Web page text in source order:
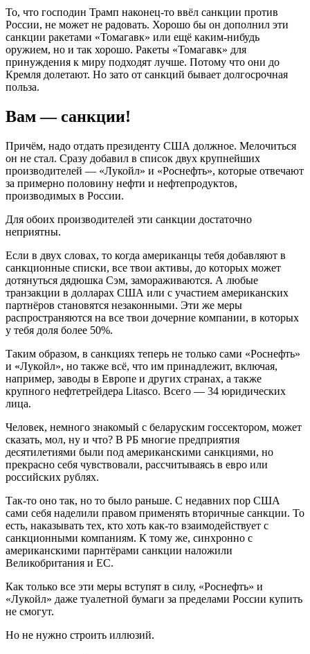
То, что господин Трамп наконец-то ввёл санкции против
России, не может не радовать. Хорошо бы он дополнил эти
санкции ракетами «Томагавк» или ещё каким-нибудь
оружием, но и так хорошо. Ракеты «Томагавк» для
принуждения к миру подходят лучше. Потому что они до
Кремля долетают. Но зато от санкций бывает долгосрочная
польза.
Вам — санкции!
Причём, надо отдать президенту США должное. Мелочиться
он не стал. Сразу добавил в список двух крупнейших
производителей — «Лукойл» и «Роснефть», которые отвечают
за примерно половину нефти и нефтепродуктов,
производимых в России.
Для обоих производителей эти санкции достаточно
неприятны.
Если в двух словах, то когда американцы тебя добавляют в
санкционные списки, все твои активы, до которых может
дотянуться дядюшка Сэм, замораживаются. А любые
транзакции в долларах США или с участием американских
партнёров становятся незаконными. Эти же меры
распространяются на все твои дочерние компании, в которых
у тебя доля более 50%.
Таким образом, в санкциях теперь не только сами «Роснефть»
и «Лукойл», но также всё, что им принадлежит, включая,
например, заводы в Европе и других странах, а также
крупного нефтетрейдера Litasco. Всего — 34 юридических
лица.
Человек, немного знакомый с беларуским госсектором, может
сказать, мол, ну и что? В РБ многие предприятия
десятилетиями были под американскими санкциями, но
прекрасно себя чувствовали, рассчитываясь в евро или
российских рублях.
Так-то оно так, но то было раньше. С недавних пор США
сами себя наделили правом применять вторичные санкции. То
есть, наказывать тех, кто хоть как-то взаимодействует с
санкционными компаниям. К тому же, синхронно с
американскими парнтёрами санкции наложили
Великобритания и ЕС.
Как только все эти меры вступят в силу, «Роснефть» и
«Лукойл» даже туалетной бумаги за пределами России купить
не смогут.
Но не нужно строить иллюзий.